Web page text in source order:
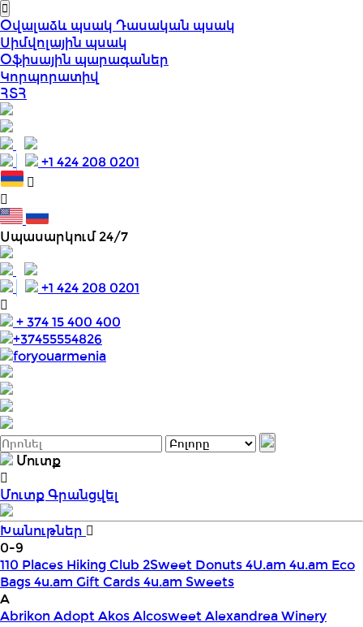
Օվալաձև պսակ Դասական պսակ
Սիմվոլային պսակ
Օֆիսային պարագաներ
Կորպորատիվ
ՀՏՀ
+1 424 208 0201
Սպասարկում 24/7
+1 424 208 0201
+ 374 15 400 400
+37455554826
foryouarmenia
Մուտք
ՄուտքԳրանցվել
Խանութներ
0-9
110 Places Hiking Club 2Sweet Donuts4U.am 4u.am Eco
Bags4u.am Gift Cards4u.am Sweets
A
AbrikonAdoptAkosAlcosweetAlexandrea Winery